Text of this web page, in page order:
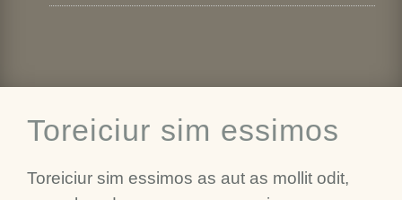
Toreiciur sim essimos
Toreiciur sim essimos as aut as mollit odit,